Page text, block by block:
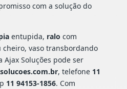
com a solução do
entupida, ralo com
cheiro, vaso transbordando
Ajax Soluções pode ser
, telefone 11
11 94153-1856. Com